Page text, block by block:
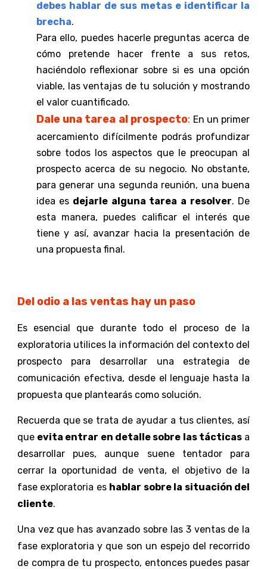
debes hablar de sus metas e identificar la
brecha.
Para ello, puedes hacerle preguntas acerca de
cómo pretende hacer frente a sus retos,
haciéndolo reflexionar sobre si es una opción
viable, las ventajas de tu solución y mostrando
el valor cuantificado.
Dale una tarea al prospecto: En un primer
acercamiento difícilmente podrás profundizar
sobre todos los aspectos que le preocupan al
prospecto acerca de su negocio. No obstante,
para generar una segunda reunión, una buena
idea es dejarle alguna tarea a resolver. De
esta manera, puedes calificar el interés que
tiene y así, avanzar hacia la presentación de
una propuesta final.
Del odio a las ventas hay un paso
Es esencial que durante todo el proceso de la
exploratoria utilices la información del contexto del
prospecto para desarrollar una estrategia de
comunicación efectiva, desde el lenguaje hasta la
propuesta que plantearás como solución.
Recuerda que se trata de ayudar a tus clientes, así
que evita entrar en detalle sobre las tácticasa
desarrollar pues, aunque suene tentador para
cerrar la oportunidad de venta, el objetivo de la
fase exploratoria es hablar sobre la situación del
cliente.
Una vez que has avanzado sobre las 3 ventas de la
fase exploratoria y que son un espejo del recorrido
de compra de tu prospecto, entonces puedes pasar